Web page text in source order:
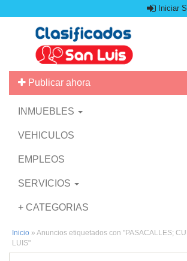
Iniciar
Publicar ahora
INMUEBLES
VEHICULOS
EMPLEOS
SERVICIOS
+ CATEGORIAS
Inicio » Anuncios etiquetados con "PASACALLES;
LUIS"